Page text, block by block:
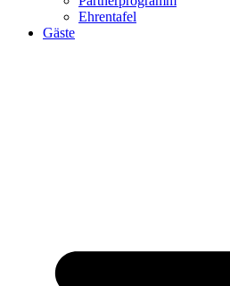
Ehrentafel
Gäste